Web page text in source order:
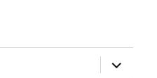
rozwiń
menu